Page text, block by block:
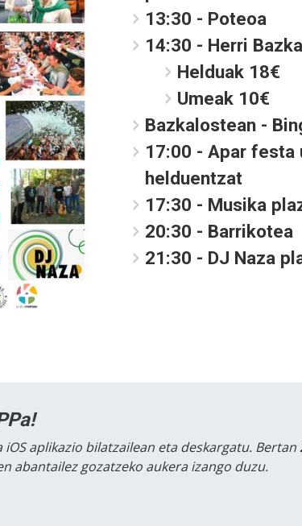
13:30 - Poteoa
14:30 - Herri
Helduak 18€
Umeak 10€
Bazkalostean -
17:00 - Apar festa
helduentzat
17:30 - Musika
20:30 - Barrikotea
21:30 - DJ Naza
aplikazio bilatzailean eta deskargatu. Bertan
abantailez gozatzeko aukera izango duzu.